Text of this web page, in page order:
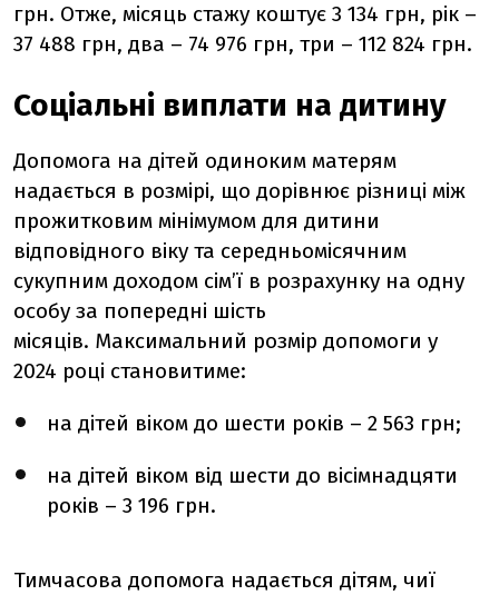
грн. Отже, місяць стажу коштує 3 134 грн, рік –
37 488 грн, два – 74 976 грн, три – 112 824 грн.
Соціальні виплати на дитину
Допомога на дітей одиноким матерям
надається в розмірі, що дорівнює різниці між
прожитковим мінімумом для дитини
відповідного віку та середньомісячним
сукупним доходом сім’ї в розрахунку на одну
особу за попередні шість
місяців. Максимальний розмір допомоги у
2024 році становитиме:
на дітей віком до шести років – 2 563 грн;
на дітей віком від шести до вісімнадцяти
років – 3 196 грн.
Тимчасова допомога надається дітям, чиї